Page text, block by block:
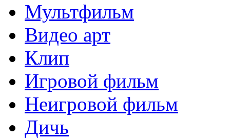
Мультфильм
Видео арт
Клип
Игровой фильм
Неигровой фильм
Дичь